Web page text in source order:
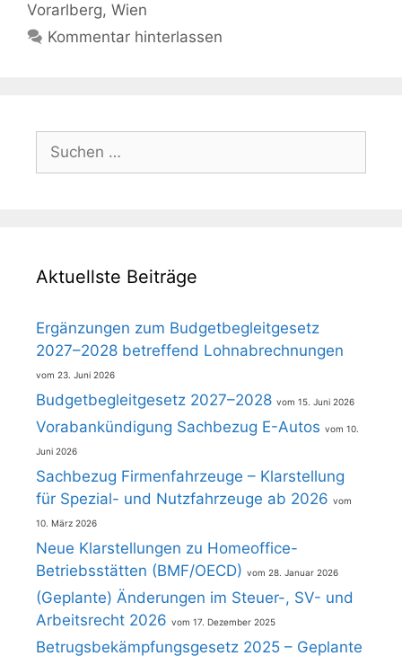
Vorarlberg, Wien
Kommentar hinterlassen
Suchen
nach:
Aktuellste Beiträge
Ergänzungen zum Budgetbegleitgesetz
2027–2028 betreffend Lohnabrechnungen
23. Juni 2026
Budgetbegleitgesetz 2027–2028 15. Juni 2026
Vorabankündigung Sachbezug E-Autos 10.
Juni 2026
Sachbezug Firmenfahrzeuge – Klarstellung
für Spezial- und Nutzfahrzeuge ab 2026
10. März 2026
Neue Klarstellungen zu Homeoffice-
Betriebsstätten (BMF/OECD)
28. Januar 2026
(Geplante) Änderungen im Steuer-, SV- und
Arbeitsrecht 2026
17. Dezember 2025
Betrugsbekämpfungsgesetz 2025 – Geplante